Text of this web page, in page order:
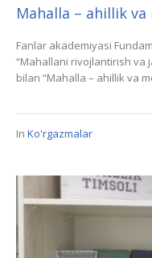
Mahalla – ahillik
Fanlar akademiyasi
“Mahallani rivojlantirish va
bilan “Mahalla – ahillik va
In Ko'rgazmalar